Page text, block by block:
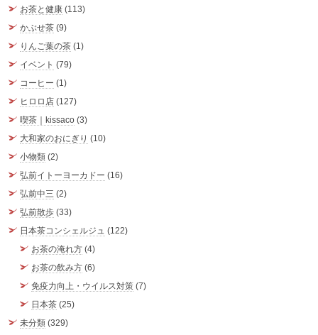
お茶と健康 (113)
かぶせ茶 (9)
りんご葉の茶 (1)
イベント (79)
コーヒー (1)
ヒロロ店 (127)
喫茶｜kissaco (3)
大和家のおにぎり (10)
小物類 (2)
弘前イトーヨーカドー (16)
弘前中三 (2)
弘前散歩 (33)
日本茶コンシェルジュ (122)
お茶の淹れ方 (4)
お茶の飲み方 (6)
免疫力向上・ウイルス対策 (7)
日本茶 (25)
未分類 (329)